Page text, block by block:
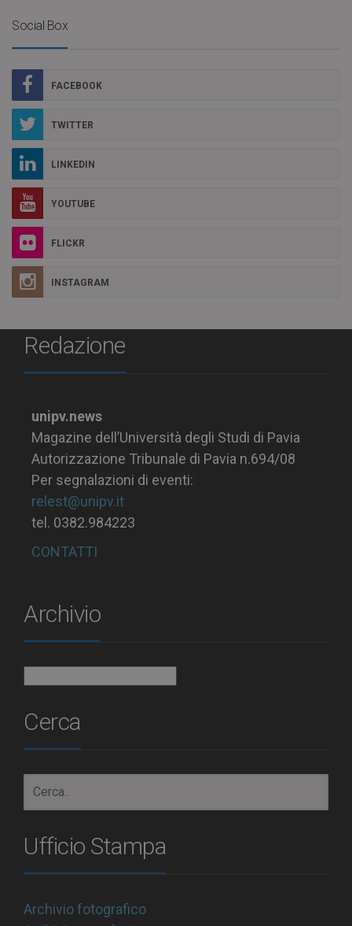
Social Box
FACEBOOK
TWITTER
LINKEDIN
YOUTUBE
FLICKR
INSTAGRAM
Redazione
unipv.news
Magazine dell’Università degli Studi di Pavia
Autorizzazione Tribunale di Pavia n.694/08
Per segnalazioni di eventi:
relest@unipv.it
tel. 0382.984223
CONTATTI
Archivio
Cerca
Ufficio Stampa
Archivio fotografico